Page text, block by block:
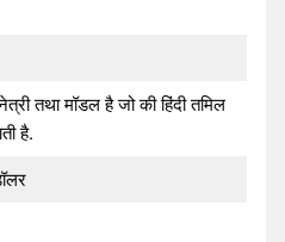
तथा मॉडल है जो की हिंदी तमिल
है.